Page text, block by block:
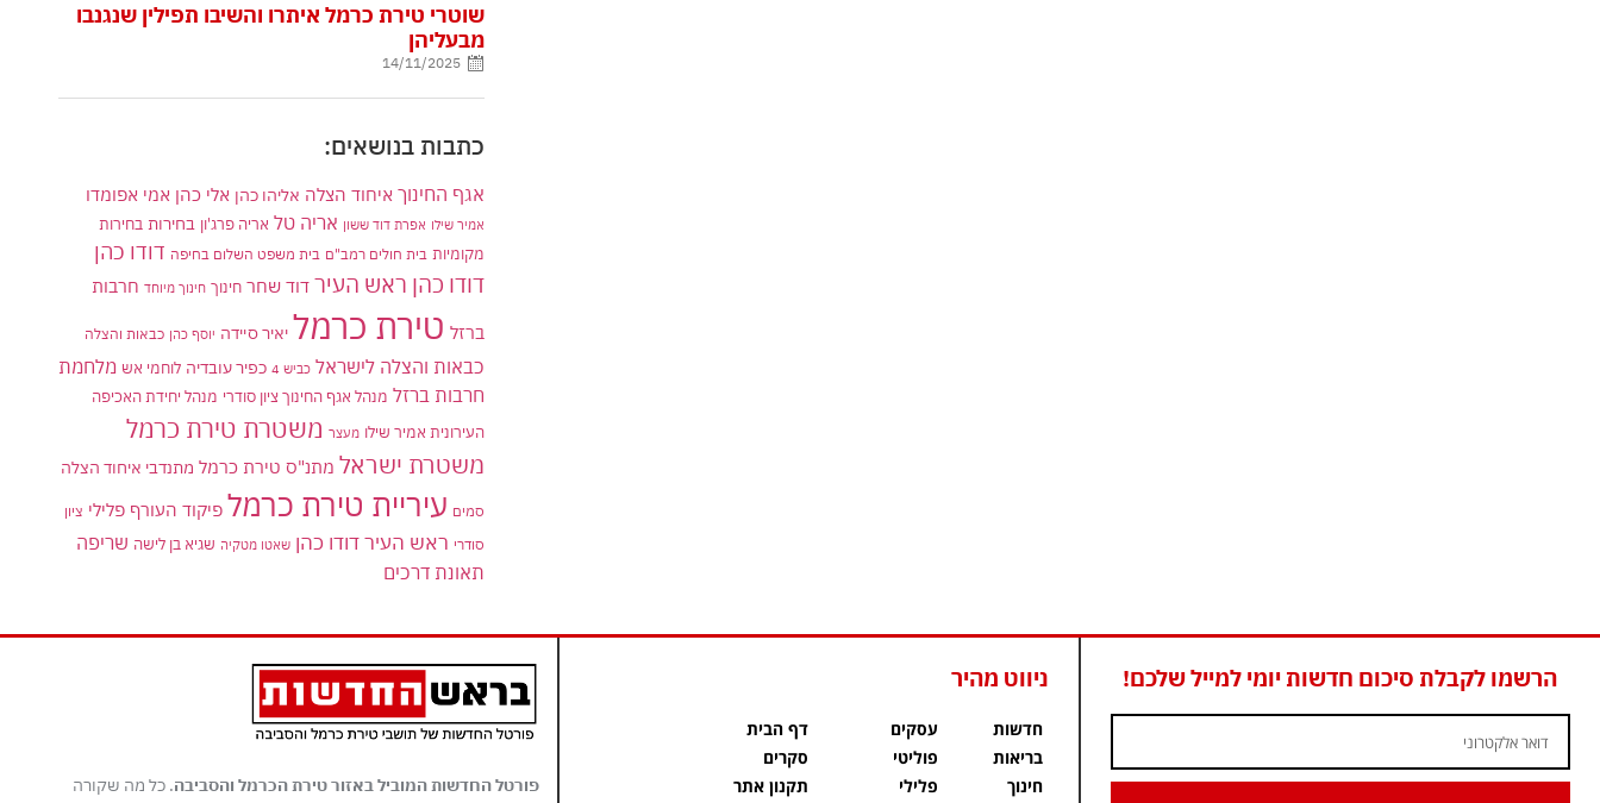
שוטרי טירת כרמל איתרו והשיבו תפילין שנגנבו
מבעליהן
14/11/2025
כתבות בנושאים:
אגף החינוך איחוד הצלה אליהו כהן אלי כהן אמי אפומדו
אמיר שילו אפרת דוד ששון אריה טל אריה פרג'ון בחירות בחירות
מקומיות בית חולים רמב"ם בית משפט השלום בחיפה דודו כהן
דודו כהן ראש העיר דוד שחר חינוך חינוך מיוחד חרבות
ברזל טירת כרמל יאיר סיידה יוסף כהן כבאות והצלה
כבאות והצלה לישראל כביש 4 כפיר עובדיה לוחמי אש מלחמת
חרבות ברזל מנהל אגף החינוך ציון סודרי מנהל יחידת האכיפה
העירונית אמיר שילו מעצר משטרת טירת כרמל
משטרת ישראל מתנ"ס טירת כרמל מתנדבי איחוד הצלה
סמים עיריית טירת כרמל פיקוד העורף פלילי ציון
סודרי ראש העיר דודו כהן שאטו מטקיה שגיא בן לישה שריפה
תאונת דרכים
הרשמו לקבלת סיכום חדשות יומי למייל שלכם! ניווט מהיר
חדשות
בריאות
חינוך
עסקים
פוליטי
פלילי
דף הבית
סקרים
תקנון אתר
פורטל החדשות המוביל באזור טירת הכרמל והסביבה. כל מה שקורה